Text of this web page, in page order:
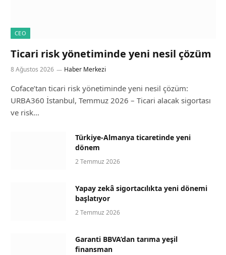
CEO
Ticari risk yönetiminde yeni nesil çözüm
8 Ağustos 2026 Haber Merkezi
Coface’tan ticari risk yönetiminde yeni nesil çözüm:
URBA360 İstanbul, Temmuz 2026 – Ticari alacak sigortası
ve risk…
Türkiye-Almanya ticaretinde yeni
dönem
2 Temmuz 2026
Yapay zekâ sigortacılıkta yeni dönemi
başlatıyor
2 Temmuz 2026
Garanti BBVA’dan tarıma yeşil
finansman